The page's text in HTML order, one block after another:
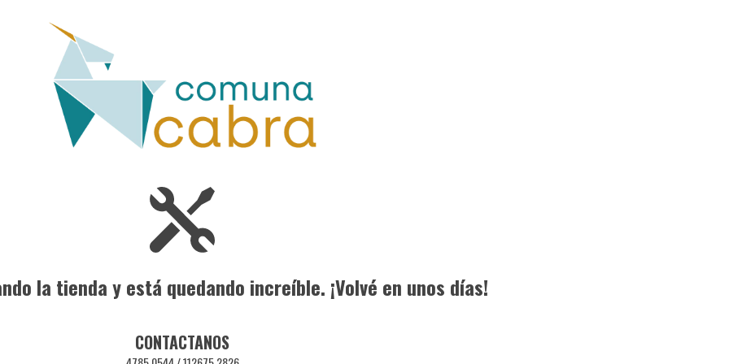
la tienda y está quedando increíble. ¡Volvé en unos días!
CONTACTANOS